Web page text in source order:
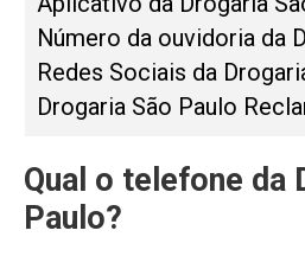
Número da ouvidoria da
Redes Sociais da
Drogaria São Paulo
Qual o telefone da
Paulo?